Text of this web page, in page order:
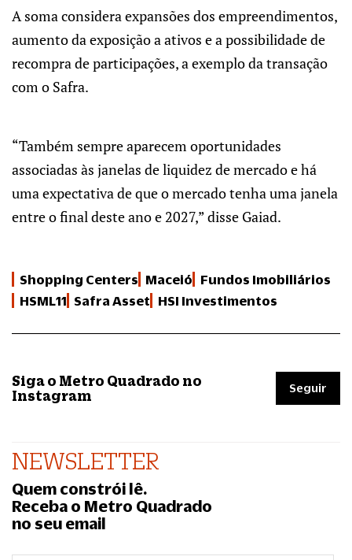
A soma considera expansões dos empreendimentos,
aumento da exposição a ativos e a possibilidade de
recompra de participações, a exemplo da transação
com o Safra.
“Também sempre aparecem oportunidades
associadas às janelas de liquidez de mercado e há
uma expectativa de que o mercado tenha uma janela
entre o final deste ano e 2027,” disse Gaiad.
Shopping Centers Maceió
Fundos Imobiliários
HSML11 Safra Asset HSI Investimentos
Siga o Metro Quadrado no
Instagram
Seguir
NEWSLETTER
Quem constrói lê.
Receba o Metro Quadrado
no seu email